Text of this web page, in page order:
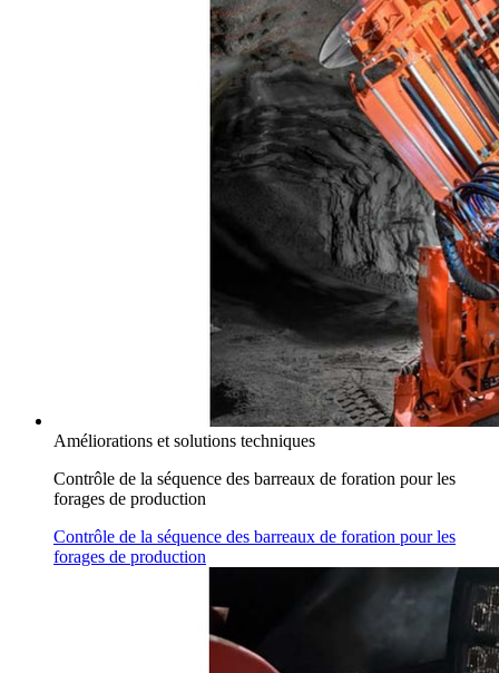
Améliorations et solutions techniques
Contrôle de la séquence des barreaux de foration pour les
forages de production
Contrôle de la séquence des barreaux de foration pour les
forages de production